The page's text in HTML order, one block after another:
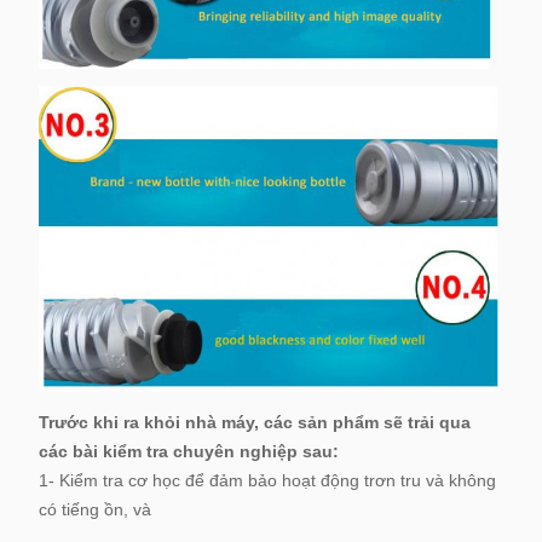
Trước khi ra khỏi nhà máy, các sản phẩm sẽ trải qua
các bài kiểm tra chuyên nghiệp sau:
1- Kiểm tra cơ học để đảm bảo hoạt động trơn tru và không
có tiếng ồn, và